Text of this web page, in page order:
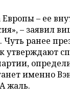
– ее
– заявил
ранее
утверждают
именно
жаль.